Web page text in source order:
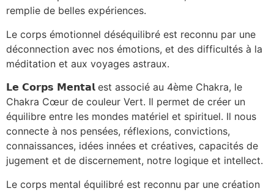
remplie de belles expériences.
Le corps émotionnel déséquilibré est reconnu par une
déconnection avec nos émotions, et des difficultés à la
méditation et aux voyages astraux.
𝗟𝗲 𝗖𝗼𝗿𝗽𝘀 𝗠𝗲𝗻𝘁𝗮𝗹est associé au 4ème Chakra, le
Chakra Cœur de couleur Vert. Il permet de créer un
équilibre entre les mondes matériel et spirituel. Il nous
connecte à nos pensées, réflexions, convictions,
connaissances, idées innées et créatives, capacités de
jugement et de discernement, notre logique et intellect.
Le corps mental équilibré est reconnu par une création